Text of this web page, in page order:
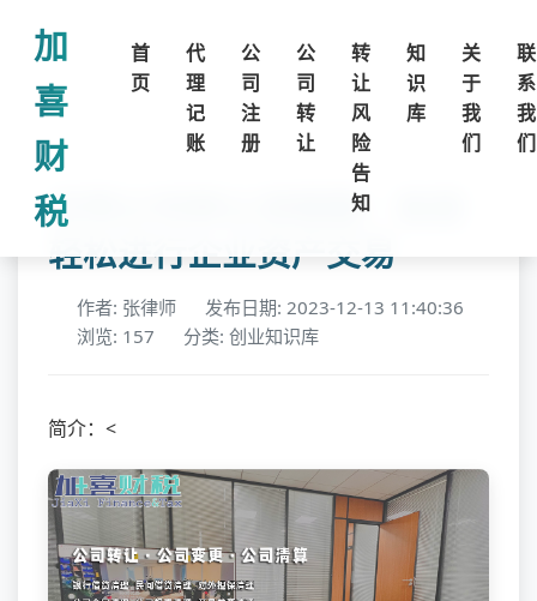
加
喜
财
税
首
页
代
理
记
账
公
司
注
册
公
司
转
让
转
让
风
险
告
知
知
识
库
关
于
我
们
联
系
我
们
空壳公司转让流程图：助您
轻松进行企业资产交易
作者: 张律师
发布日期: 2023-12-13 11:40:36
浏览: 157
分类: 创业知识库
简介：<